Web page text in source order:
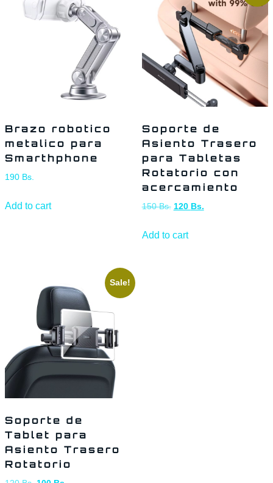
Brazo robotico
metalico para
Smarthphone
190 Bs.
Add to cart
Soporte de
Asiento Trasero
para Tabletas
Rotatorio con
acercamiento
150Bs. 120 Bs.
Add to cart
Sale!
Soporte de
Tablet para
Asiento Trasero
Rotatorio